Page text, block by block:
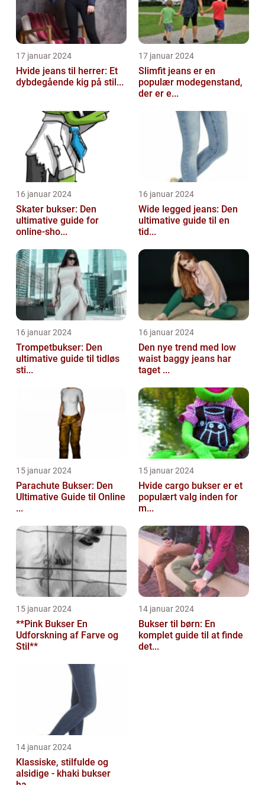
17 januar 2024
Hvide jeans til herrer: Et
dybdegående kig på stil...
17 januar 2024
Slimfit jeans er en
populær modegenstand,
der er e...
16 januar 2024
Skater bukser: Den
ultimative guide for
online-sho...
16 januar 2024
Wide legged jeans: Den
ultimative guide til en
tid...
16 januar 2024
Trompetbukser: Den
ultimative guide til tidløs
sti...
16 januar 2024
Den nye trend med low
waist baggy jeans har
taget ...
15 januar 2024
Parachute Bukser: Den
Ultimative Guide til Online
...
15 januar 2024
Hvide cargo bukser er et
populært valg inden for
m...
15 januar 2024
**Pink Bukser En
Udforskning af Farve og
Stil**
14 januar 2024
Bukser til børn: En
komplet guide til at finde
det...
14 januar 2024
Klassiske, stilfulde og
alsidige - khaki bukser